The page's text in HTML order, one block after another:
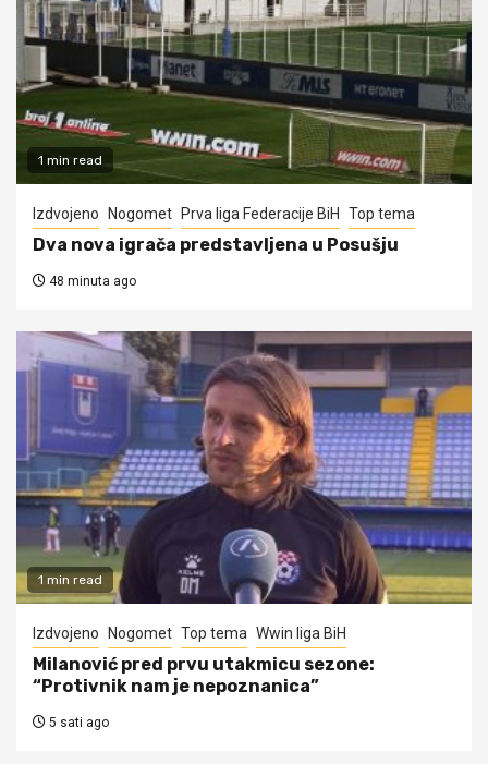
1 min read
Izdvojeno Nogomet Prva liga Federacije BiH Top tema
Dva nova igrača predstavljena u Posušju
48 minuta ago
1 min read
Izdvojeno Nogomet Top tema Wwin liga BiH
Milanović pred prvu utakmicu sezone:
“Protivnik nam je nepoznanica”
5 sati ago